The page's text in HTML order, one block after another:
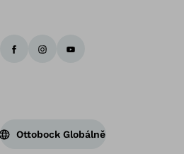
Ottobock Globálně